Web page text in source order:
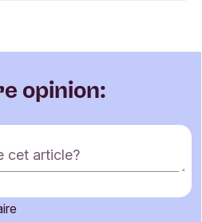
opinion:
cet article?